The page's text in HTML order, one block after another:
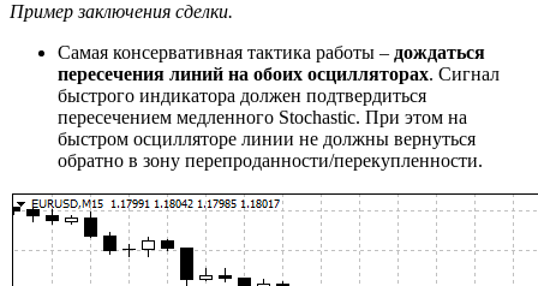
Пример заключения сделки.
Самая консервативная тактика работы – дождаться
пересечения линий на обоих осцилляторах. Сигнал
быстрого индикатора должен подтвердиться
пересечением медленного Stochastic. При этом на
быстром осцилляторе линии не должны вернуться
обратно в зону перепроданности/перекупленности.